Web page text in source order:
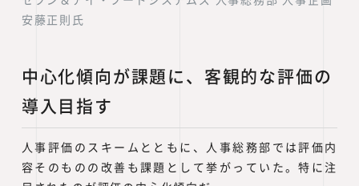
安藤正則氏
中心化傾向が課題に、客観的な評価の
導入目指す
人事評価のスキームとともに、人事総務部では評価内
容そのものの改善も課題として挙がっていた。特に注